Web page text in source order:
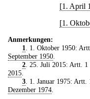
[1. April
[1.
Anmerkungen:
1
. 1. Oktober 1950:
September 1950
2. 25. Juli 2015: Artt. 1
2015
3. 1. Januar 1975: Artt.
Dezember 1974